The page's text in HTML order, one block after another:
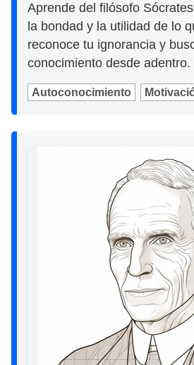
Aprende del filósofo
la bondad y la utilidad de lo
reconoce tu ignorancia y
conocimiento desde adentro.
Autoconocimiento